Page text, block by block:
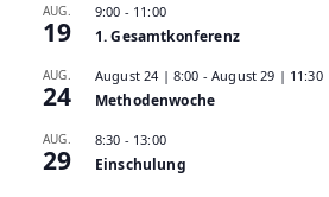
AUG.
19
9:00 - 11:00
1. Gesamtkonferenz
AUG.
24
August 24 | 8:00 -August 29 | 11:30
Methodenwoche
AUG.
29
8:30 - 13:00
Einschulung